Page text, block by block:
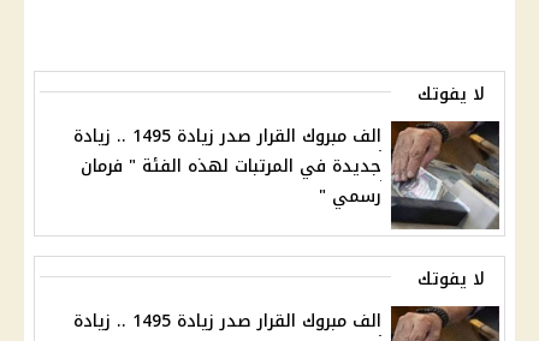
لا يفوتك
الف مبروك القرار صدر زيادة 1495 .. زيادة
جديدة في المرتبات لهذه الفئة " فرمان
رسمي "
لا يفوتك
الف مبروك القرار صدر زيادة 1495 .. زيادة